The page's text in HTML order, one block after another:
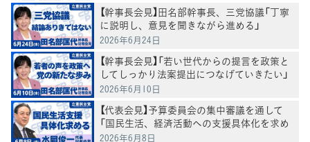
【幹事長会見】田名部幹事長、三党協議「丁寧
に説明し、意見を聞きながら進める」
2026年6月24日
【幹事長会見】「若い世代からの提言を政策と
してしっかり法案提出につなげていきたい」
田名部幹事長
2026年6月10日
【代表会見】予算委員会の集中審議を通して
「国民生活、経済活動への支援具体化を求め
ていく」水岡代表
2026年6月8日